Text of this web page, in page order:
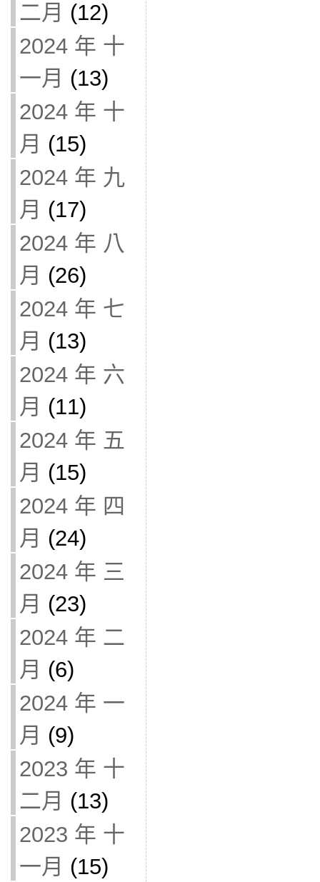
二月 (12)
2024 年 十
一月 (13)
2024 年 十
月 (15)
2024 年 九
月 (17)
2024 年 八
月 (26)
2024 年 七
月 (13)
2024 年 六
月 (11)
2024 年 五
月 (15)
2024 年 四
月 (24)
2024 年 三
月 (23)
2024 年 二
月 (6)
2024 年 一
月 (9)
2023 年 十
二月 (13)
2023 年 十
一月 (15)